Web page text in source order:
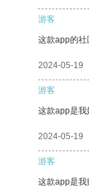
游客
这款app的社
2024-05-19
游客
这款app是我
2024-05-19
游客
这款app是我